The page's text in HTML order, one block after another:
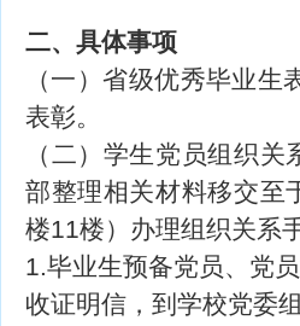
二、具体事项
（一）省级优秀毕业
表彰。
（二）学生党员组织
部整理相关材料移交至
楼11楼）办理组织关系
1.毕业生预备党员、党
收证明信，到学校党委